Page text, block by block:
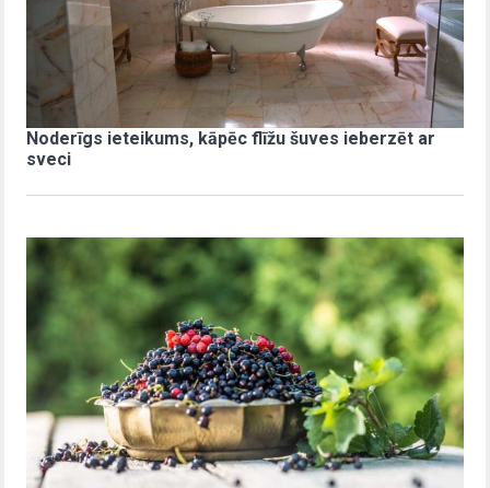
Noderīgs ieteikums, kāpēc flīžu šuves ieberzēt ar
sveci